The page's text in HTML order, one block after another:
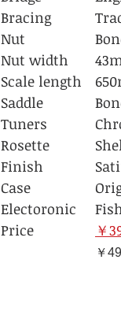
Bracing
Nut
Nut width
Scale length
Saddle
Tuners
Rosette
Finish
Case
Electoronic
Price
￥
￥